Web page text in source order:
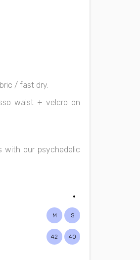
/ fast dry.
waist + velcro on
with our psychedelic
S
M
40
42